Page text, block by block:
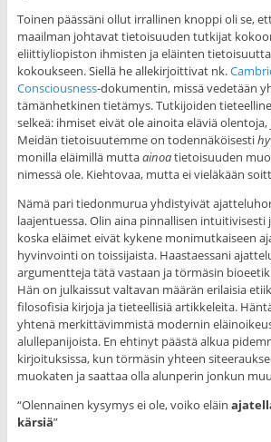
Toinen päässäni ollut irrallinen knoppi oli se,
maailman johtavat tietoisuuden tutkijat
eliittiyliopiston ihmisten ja eläinten
kokoukseen. Siellä he allekirjoittivat nk.
Consciousness-dokumentin, missä vedetään
tämänhetkinen tietämys. Tutkijoiden
selkeä: ihmiset eivät ole ainoita eläviä
Meidän tietoisuutemme on todennäköisesti
monilla eläimillä muttaainoatietoisuuden
nimessä ole. Kiehtovaa, mutta ei vieläkään
Nämä pari tiedonmurua yhdistyivät
laajentuessa. Olin aina pinnallisen
koska eläimet eivät kykene monimutkaiseen
hyvinvointi on toissijaista. Haastaessani
argumentteja tätä vastaan ja törmäsin
Hän on julkaissut valtavan määrän erilaisia
filosofisia kirjoja ja tieteellisiä artikkeleita.
yhtenä merkittävimmistä modernin
alullepanijoista. En ehtinyt päästä alkua
kirjoituksissa, kun törmäsin yhteen
muokaten ja saattaa olla alunperin jonkun
“Olennainen kysymys ei ole, voiko eläin
kärsiä”